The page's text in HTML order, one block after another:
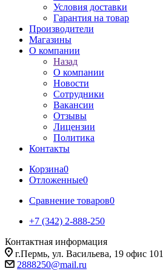
Условия доставки
Гарантия на товар
Производители
Магазины
О компании
Назад
О компании
Новости
Сотрудники
Вакансии
Отзывы
Лицензии
Политика
Контакты
Корзина0
Отложенные0
Сравнение товаров0
+7 (342) 2-888-250
Контактная информация
г.Пермь, ул. Васильева, 19 офис 101
2888250@mail.ru